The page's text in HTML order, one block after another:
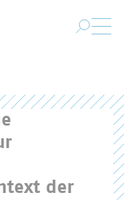
der